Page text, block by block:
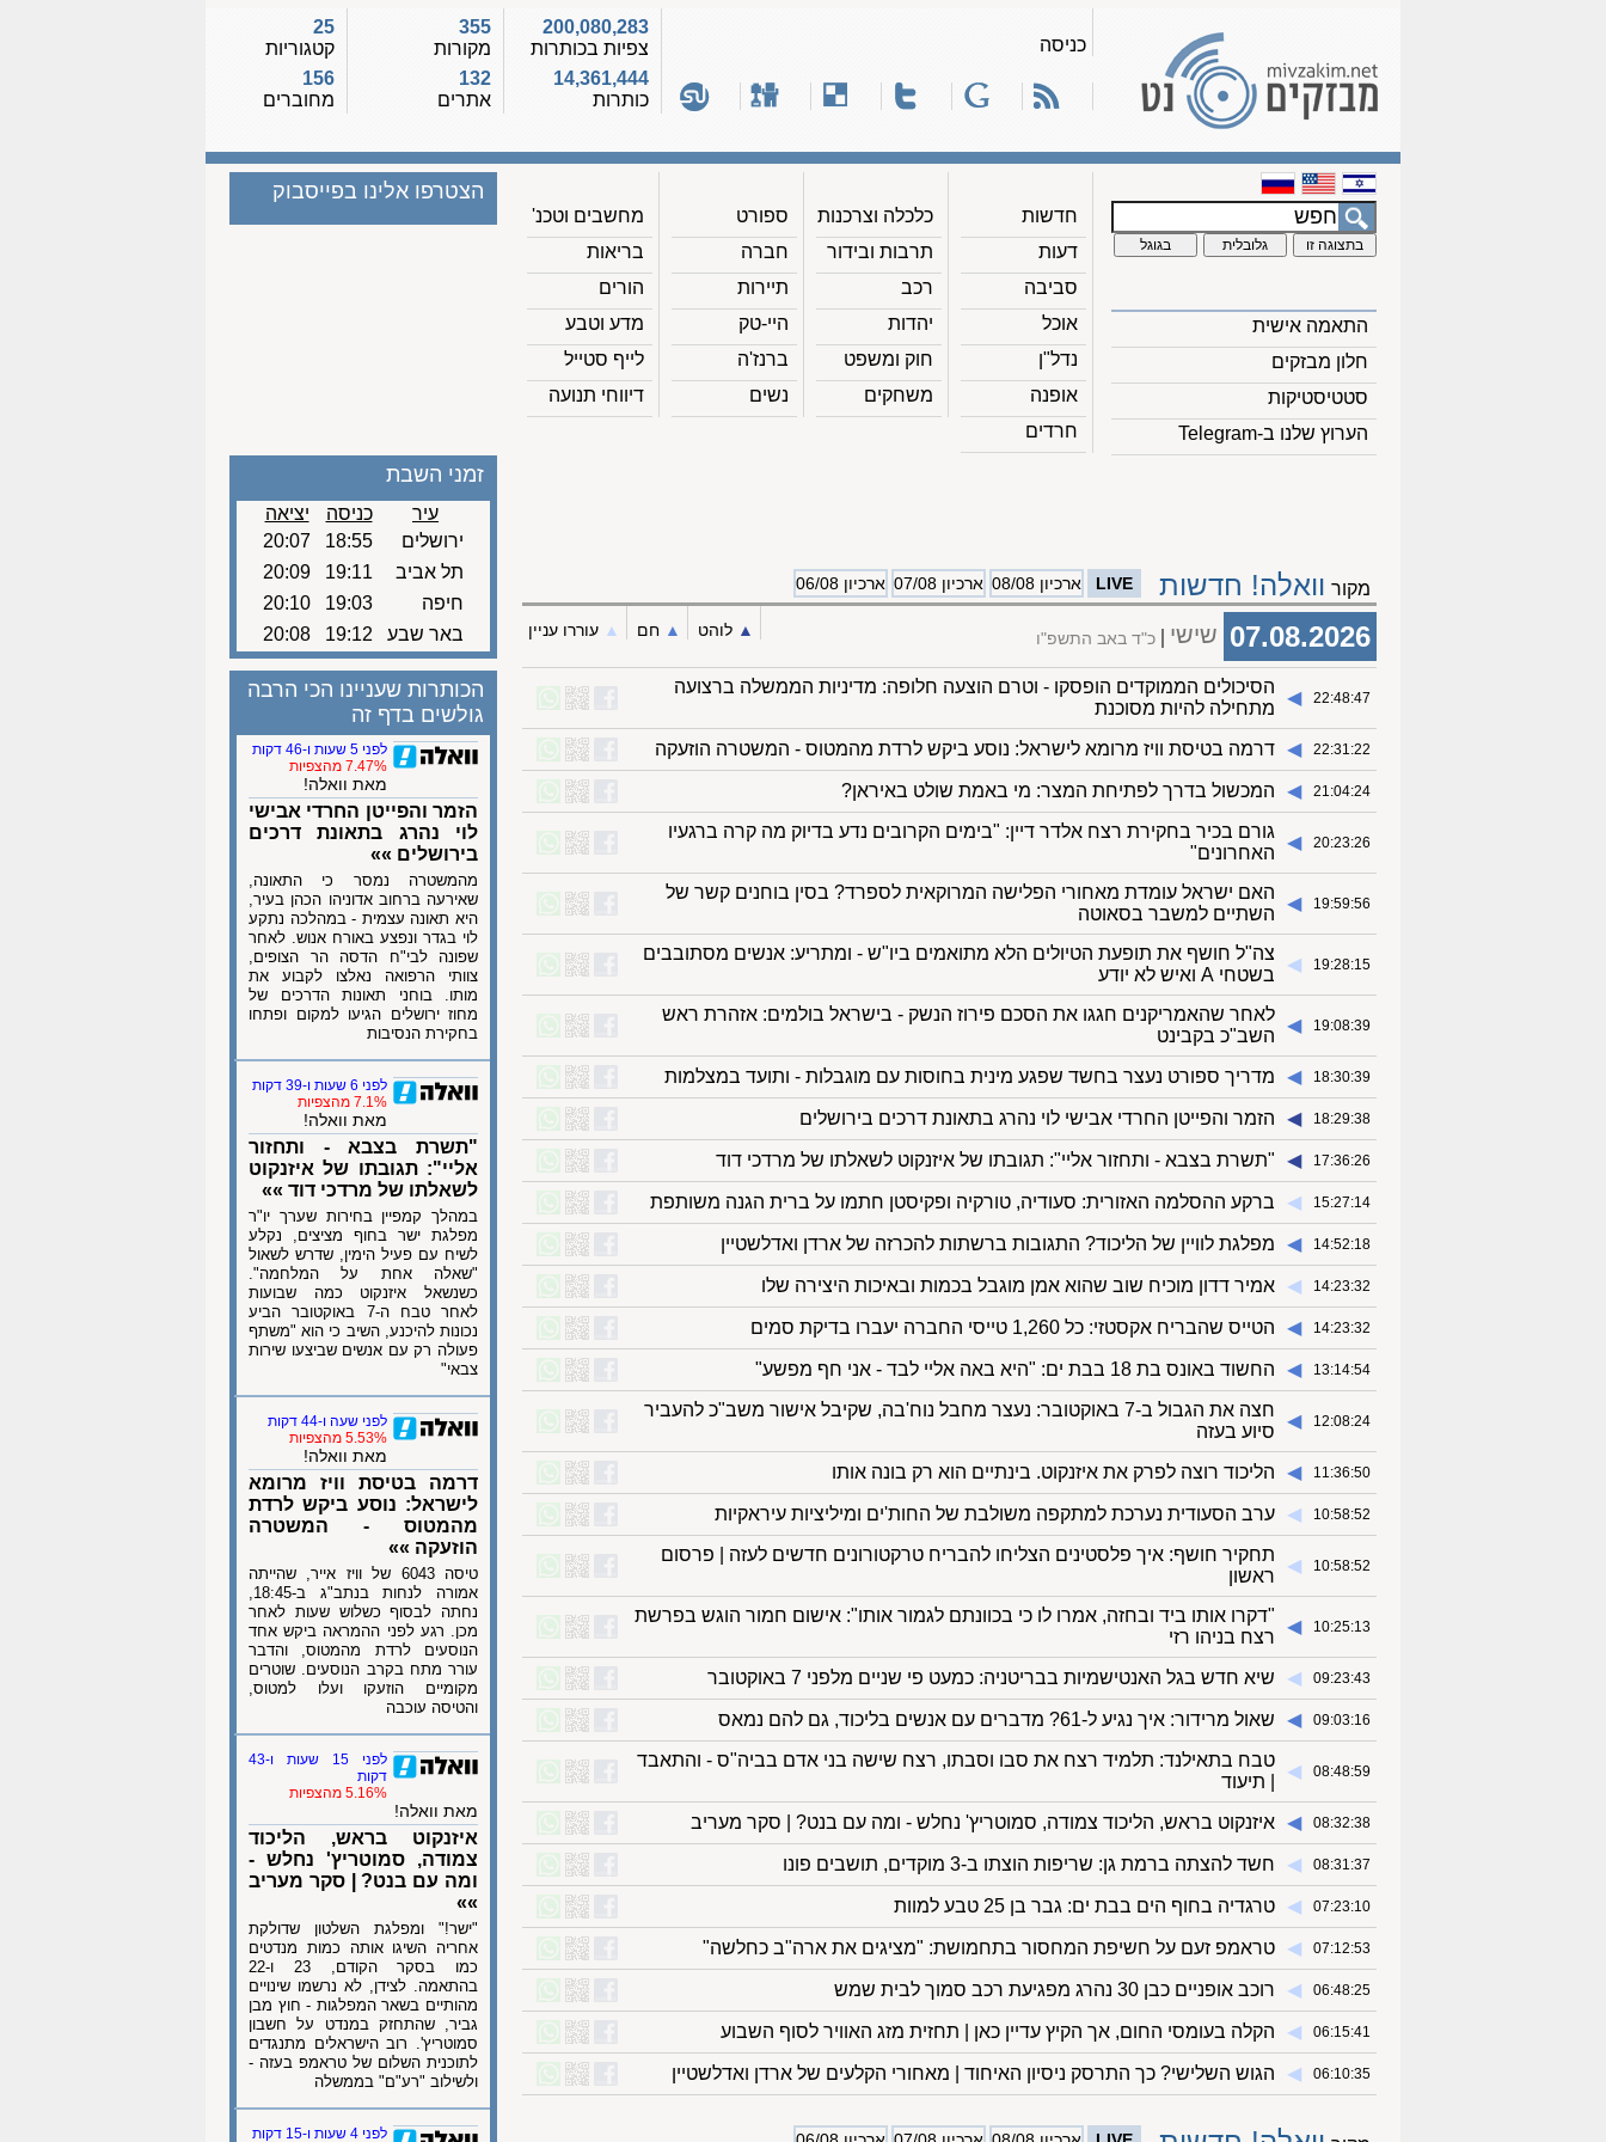
כניסה
200,080,283
צפיות בכותרות
14,361,444
כותרות
355
מקורות
132
אתרים
25
קטגוריות
156
מחוברים
התאמה אישית
חלון מבזקים
סטטיסטיקות
הערוץ שלנו ב-Telegram
חדשות
דעות
סביבה
אוכל
נדל"ן
אופנה
חרדים
כלכלה וצרכנות
תרבות ובידור
רכב
יהדות
חוק ומשפט
משחקים
ספורט
חברה
תיירות
היי-טק
ברנז'ה
נשים
מחשבים וטכנ'
בריאות
הורים
מדע וטבע
לייף סטייל
דיווחי תנועה
הצטרפו אלינו בפייסבוק
מקור וואלה! חדשות LIVE ארכיון 08/08 ארכיון 07/08 ארכיון 06/08
07.08.2026 שישי כ"ד באב התשפ"ו ▲︎ לוהט ▲︎ חם ▲︎ עוררו עניין
22:48:47
◀︎
הסיכולים הממוקדים הופסקו - וטרם הוצעה חלופה: מדיניות הממשלה ברצועה
מתחילה להיות מסוכנת
22:31:22
◀︎ דרמה בטיסת וויז מרומא לישראל: נוסע ביקש לרדת מהמטוס - המשטרה הוזעקה
21:04:24
◀︎ המכשול בדרך לפתיחת המצר: מי באמת שולט באיראן?
20:23:26
◀︎
גורם בכיר בחקירת רצח אלדר דיין: "בימים הקרובים נדע בדיוק מה קרה ברגעיו
האחרונים"
19:59:56
◀︎
האם ישראל עומדת מאחורי הפלישה המרוקאית לספרד? בסין בוחנים קשר של
השתיים למשבר בסאוטה
19:28:15
◀︎
צה"ל חושף את תופעת הטיולים הלא מתואמים ביו"ש - ומתריע: אנשים מסתובבים
בשטחי A ואיש לא יודע
19:08:39
◀︎
לאחר שהאמריקנים חגגו את הסכם פירוז הנשק - בישראל בולמים: אזהרת ראש
השב"כ בקבינט
18:30:39
◀︎ מדריך ספורט נעצר בחשד שפגע מינית בחוסות עם מוגבלות - ותועד במצלמות
18:29:38
◀︎ הזמר והפייטן החרדי אבישי לוי נהרג בתאונת דרכים בירושלים
17:36:26
◀︎ "תשרת בצבא - ותחזור אליי": תגובתו של איזנקוט לשאלתו של מרדכי דוד
15:27:14
◀︎ ברקע ההסלמה האזורית: סעודיה, טורקיה ופקיסטן חתמו על ברית הגנה משותפת
14:52:18
◀︎ מפלגת לוויין של הליכוד? התגובות ברשתות להכרזה של ארדן ואדלשטיין
14:23:32
◀︎ אמיר דדון מוכיח שוב שהוא אמן מוגבל בכמות ובאיכות היצירה שלו
14:23:32
◀︎ הטייס שהבריח אקסטזי: כל 1,260 טייסי החברה יעברו בדיקת סמים
13:14:54
◀︎ החשוד באונס בת 18 בבת ים: "היא באה אליי לבד - אני חף מפשע"
12:08:24
◀︎
חצה את הגבול ב-7 באוקטובר: נעצר מחבל נוח'בה, שקיבל אישור משב"כ להעביר
סיוע בעזה
11:36:50
◀︎ הליכוד רוצה לפרק את איזנקוט. בינתיים הוא רק בונה אותו
10:58:52
◀︎ ערב הסעודית נערכת למתקפה משולבת של החות'ים ומיליציות עיראקיות
10:58:52
◀︎
תחקיר חושף: איך פלסטינים הצליחו להבריח טרקטורונים חדשים לעזה | פרסום
ראשון
10:25:13
◀︎
"דקרו אותו ביד ובחזה, אמרו לו כי בכוונתם לגמור אותו": אישום חמור הוגש בפרשת
רצח בניהו רזי
09:23:43
◀︎ שיא חדש בגל האנטישמיות בבריטניה: כמעט פי שניים מלפני 7 באוקטובר
09:03:16
◀︎ שאול מרידור: איך נגיע ל-61? מדברים עם אנשים בליכוד, גם להם נמאס
08:48:59
◀︎
טבח בתאילנד: תלמיד רצח את סבו וסבתו, רצח שישה בני אדם בביה"ס - והתאבד
| תיעוד
08:32:38
◀︎ איזנקוט בראש, הליכוד צמודה, סמוטריץ' נחלש - ומה עם בנט? | סקר מעריב
08:31:37
◀︎ חשד להצתה ברמת גן: שריפות הוצתו ב-3 מוקדים, תושבים פונו
07:23:10
◀︎ טרגדיה בחוף הים בבת ים: גבר בן 25 טבע למוות
07:12:53
◀︎ טראמפ זעם על חשיפת המחסור בתחמושת: "מציגים את ארה"ב כחלשה"
06:48:25
◀︎ רוכב אופניים כבן 30 נהרג מפגיעת רכב סמוך לבית שמש
06:15:41
◀︎ הקלה בעומסי החום, אך הקיץ עדיין כאן | תחזית מזג האוויר לסוף השבוע
06:10:35
◀︎ הגוש השלישי? כך התרסק ניסיון האיחוד | מאחורי הקלעים של ארדן ואדלשטיין
זמני השבת
עיר כניסה
יציאה
ירושלים
18:55
20:07
תל אביב
19:11
20:09
חיפה
19:03
20:10
באר שבע
19:12
20:08
הכותרות שעניינו הכי הרבה
גולשים בדף זה
לפני 5 שעות ו-46 דקות
7.47% מהצפיות
מאת וואלה!
הזמר והפייטן החרדי אבישי
לוי נהרג בתאונת דרכים
בירושלים »»
מהמשטרה נמסר כי התאונה,
שאירעה ברחוב אדוניהו הכהן בעיר,
היא תאונה עצמית - במהלכה נתקע
לוי בגדר ונפצע באורח אנוש. לאחר
שפונה לבי"ח הדסה הר הצופים,
צוותי הרפואה נאלצו לקבוע את
מותו. בוחני תאונות הדרכים של
מחוז ירושלים הגיעו למקום ופתחו
בחקירת הנסיבות
לפני 6 שעות ו-39 דקות
7.1% מהצפיות
מאת וואלה!
"תשרת בצבא - ותחזור
אליי": תגובתו של איזנקוט
לשאלתו של מרדכי דוד »»
במהלך קמפיין בחירות שערך יו"ר
מפלגת ישר בחוף מציצים, נקלע
לשיח עם פעיל הימין, שדרש לשאול
"שאלה אחת על המלחמה".
כשנשאל איזנקוט כמה שבועות
לאחר טבח ה-7 באוקטובר הביע
נכונות להיכנע, השיב כי הוא "משתף
פעולה רק עם אנשים שביצעו שירות
צבאי"
לפני שעה ו-44 דקות
5.53% מהצפיות
מאת וואלה!
דרמה בטיסת וויז מרומא
לישראל: נוסע ביקש לרדת
מהמטוס - המשטרה
הוזעקה »»
טיסה 6043 של וויז אייר, שהייתה
אמורה לנחות בנתב"ג ב-18:45,
נחתה לבסוף כשלוש שעות לאחר
מכן. רגע לפני ההמראה ביקש אחד
הנוסעים לרדת מהמטוס, והדבר
עורר מתח בקרב הנוסעים. שוטרים
מקומיים הוזעקו ועלו למטוס,
והטיסה עוכבה
לפני 15 שעות ו-43
דקות
5.16% מהצפיות
מאת וואלה!
איזנקוט בראש, הליכוד
צמודה, סמוטריץ' נחלש -
ומה עם בנט? | סקר מעריב
»»
"ישר!" ומפלגת השלטון שדולקת
אחריה השיגו אותה כמות מנדטים
כמו בסקר הקודם, 23 ו-22
בהתאמה. לצידן, לא נרשמו שינויים
מהותיים בשאר המפלגות - חוץ מבן
גביר, שהתחזק במנדט על חשבון
סמוטריץ'. רוב הישראלים מתנגדים
לתוכנית השלום של טראמפ בעזה -
ולשילוב "רע"ם" בממשלה
לפני 4 שעות ו-15 דקות